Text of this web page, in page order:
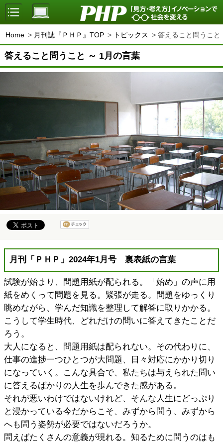
Home 月刊誌『ＰＨＰ』TOP トピックス 答えること問うこと
答えること問うこと ～ 1月の言葉
月刊「ＰＨＰ」2024年1月号 裏表紙の言葉
試験が始まり、問題用紙が配られる。「始め」の声に用
紙をめくって問題を見る。緊張が走る。問題をゆっくり
眺めながら、学んだ知識を整理して解答に取りかかる。
こうして学生時代、どれだけの問いに答えてきたことだ
ろう。
大人になると、問題用紙は配られない。その代わりに、
仕事の進捗一つひとつが大問題、日々対応にかかり切り
になっていく。こんな具合で、私たちは与えられた問い
に答えるばかりの人生を歩んできた感がある。
それが悪いわけではないけれど、そんな人生にどっぷり
と浸かっている今だからこそ、みずから問う、みずから
へも問う姿勢が必要ではないだろうか。
問えばたくさんの意義が現れる。知るために問うのはも